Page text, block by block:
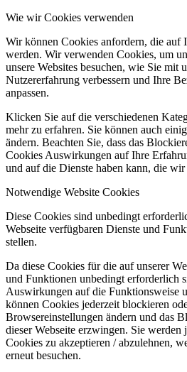
Wie wir Cookies verwenden
Wir können Cookies anfordern, die auf
werden. Wir verwenden Cookies, um
unsere Websites besuchen, wie Sie mit
Nutzererfahrung verbessern und Ihre
anpassen.
Klicken Sie auf die verschiedenen
mehr zu erfahren. Sie können auch
ändern. Beachten Sie, dass das
Cookies Auswirkungen auf Ihre
und auf die Dienste haben kann, die
Notwendige Website Cookies
Diese Cookies sind unbedingt
Webseite verfügbaren Dienste und
stellen.
Da diese Cookies für die auf unserer
und Funktionen unbedingt erforderlich
Auswirkungen auf die Funktionsweise
können Cookies jederzeit blockieren
Browsereinstellungen ändern und das
dieser Webseite erzwingen. Sie werden
Cookies zu akzeptieren / abzulehnen,
erneut besuchen.